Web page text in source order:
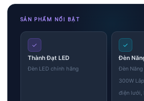
SẢN PHẨM NỔI BẬT
✓
Thành Đạt LED
Đèn LED chính hãng
✓
Đèn
Đèn
300W
điện lưới,